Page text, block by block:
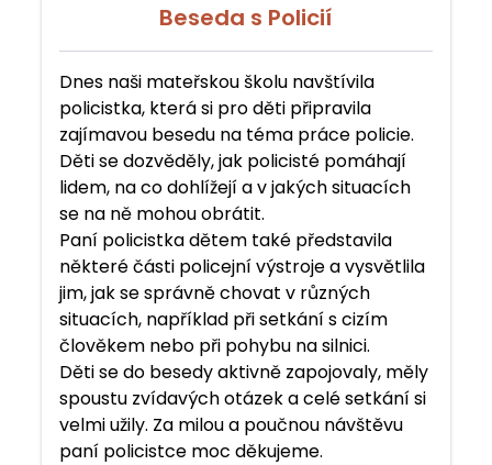
Beseda s Policií
Dnes naši mateřskou školu navštívila
policistka, která si pro děti připravila
zajímavou besedu na téma práce policie.
Děti se dozvěděly, jak policisté pomáhají
lidem, na co dohlížejí a v jakých situacích
se na ně mohou obrátit.
Paní policistka dětem také představila
některé části policejní výstroje a vysvětlila
jim, jak se správně chovat v různých
situacích, například při setkání s cizím
člověkem nebo při pohybu na silnici.
Děti se do besedy aktivně zapojovaly, měly
spoustu zvídavých otázek a celé setkání si
velmi užily. Za milou a poučnou návštěvu
paní policistce moc děkujeme.